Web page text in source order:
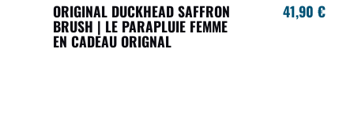
ORIGINAL DUCKHEAD SAFFRON
BRUSH | LE PARAPLUIE FEMME
EN CADEAU ORIGNAL
41,90 €